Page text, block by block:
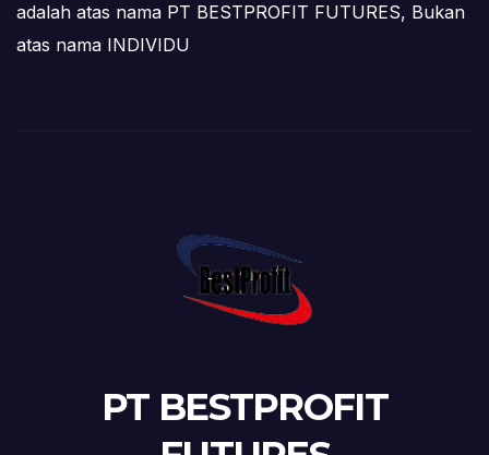
adalah atas nama PT BESTPROFIT FUTURES, Bukan
atas nama INDIVIDU
PT BESTPROFIT